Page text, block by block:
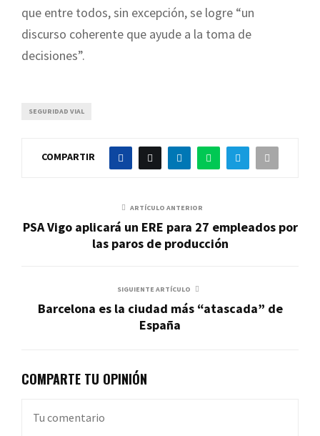
que entre todos, sin excepción, se logre “un
discurso coherente que ayude a la toma de
decisiones”.
SEGURIDAD VIAL
COMPARTIR
ARTÍCULO ANTERIOR
PSA Vigo aplicará un ERE para 27 empleados por
las paros de producción
SIGUIENTE ARTÍCULO
Barcelona es la ciudad más “atascada” de
España
COMPARTE TU OPINIÓN